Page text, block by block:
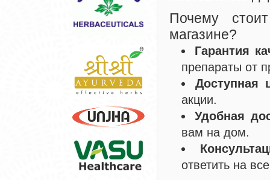
Почему
магазине?
Гарантия
препараты от
Доступная
акции.
Удобная
вам на дом.
ответить на